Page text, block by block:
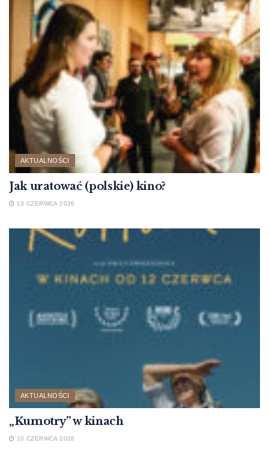
AKTUALNOŚCI
Jak uratować (polskie) kino?
13 CZERWCA 2026
AKTUALNOŚCI
„Kumotry” w kinach
10 CZERWCA 2026